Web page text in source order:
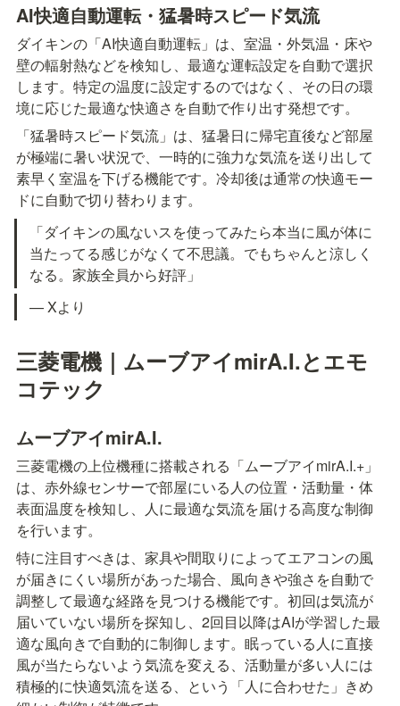
AI快適自動運転・猛暑時スピード気流
ダイキンの「AI快適自動運転」は、室温・外気温・床や
壁の輻射熱などを検知し、最適な運転設定を自動で選択
します。特定の温度に設定するのではなく、その日の環
境に応じた最適な快適さを自動で作り出す発想です。
「猛暑時スピード気流」は、猛暑日に帰宅直後など部屋
が極端に暑い状況で、一時的に強力な気流を送り出して
素早く室温を下げる機能です。冷却後は通常の快適モー
ドに自動で切り替わります。
「ダイキンの風ないスを使ってみたら本当に風が体に
当たってる感じがなくて不思議。でもちゃんと涼しく
なる。家族全員から好評」
— Xより
三菱電機｜ムーブアイmirA.I.とエモ
コテック
ムーブアイmirA.I.
三菱電機の上位機種に搭載される「ムーブアイmirA.I.+」
は、赤外線センサーで部屋にいる人の位置・活動量・体
表面温度を検知し、人に最適な気流を届ける高度な制御
を行います。
特に注目すべきは、家具や間取りによってエアコンの風
が届きにくい場所があった場合、風向きや強さを自動で
調整して最適な経路を見つける機能です。初回は気流が
届いていない場所を探知し、2回目以降はAIが学習した最
適な風向きで自動的に制御します。眠っている人に直接
風が当たらないよう気流を変える、活動量が多い人には
積極的に快適気流を送る、という「人に合わせた」きめ